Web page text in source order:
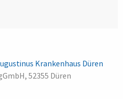
Krankenhaus Düren
52355 Düren